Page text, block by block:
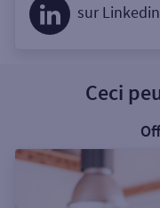
sur Linkedin
Ceci